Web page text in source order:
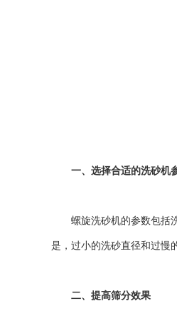
一、选择合适的洗砂机
螺旋洗砂机的参数包括
是，过小的洗砂直径和过慢
二、提高筛分效果